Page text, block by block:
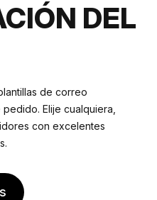
DEL
de correo
Elije cualquiera,
con excelentes